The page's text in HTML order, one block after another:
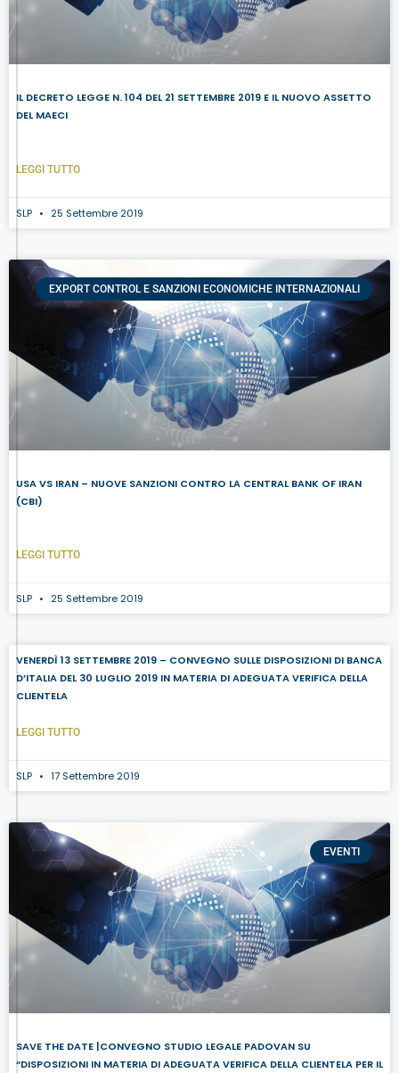
IL DECRETO LEGGE N. 104 DEL 21 SETTEMBRE 2019 E IL NUOVO ASSETTO
DEL MAECI
LEGGI TUTTO
SLP 25 Settembre 2019
EXPORT CONTROL E SANZIONI ECONOMICHE INTERNAZIONALI
USA VS IRAN – NUOVE SANZIONI CONTRO LA CENTRAL BANK OF IRAN
(CBI)
LEGGI TUTTO
SLP 25 Settembre 2019
VENERDÌ 13 SETTEMBRE 2019 – CONVEGNO SULLE DISPOSIZIONI DI BANCA
D’ITALIA DEL 30 LUGLIO 2019 IN MATERIA DI ADEGUATA VERIFICA DELLA
CLIENTELA
LEGGI TUTTO
SLP 17 Settembre 2019
EVENTI
SAVE THE DATE |CONVEGNO STUDIO LEGALE PADOVAN SU
“DISPOSIZIONI IN MATERIA DI ADEGUATA VERIFICA DELLA CLIENTELA PER IL